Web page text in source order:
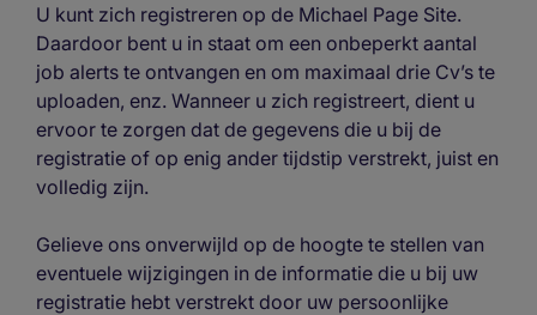
U kunt zich registreren op de Michael Page Site.
Daardoor bent u in staat om een onbeperkt aantal
job alerts te ontvangen en om maximaal drie Cv’s te
uploaden, enz. Wanneer u zich registreert, dient u
ervoor te zorgen dat de gegevens die u bij de
registratie of op enig ander tijdstip verstrekt, juist en
volledig zijn.
Gelieve ons onverwijld op de hoogte te stellen van
eventuele wijzigingen in de informatie die u bij uw
registratie hebt verstrekt door uw persoonlijke